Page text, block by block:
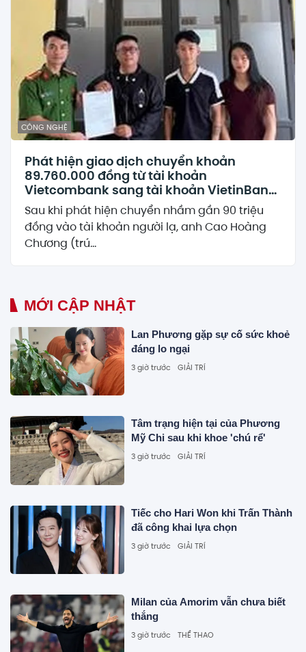
CÔNG NGHỆ
Phát hiện giao dịch chuyển khoản
89.760.000 đồng từ tài khoản
Vietcombank sang tài khoản VietinBank
của Lò Thị Ly, công an lập tức xác minh
Sau khi phát hiện chuyển nhầm gần 90 triệu
đồng vào tài khoản người lạ, anh Cao Hoàng
Chương (trú...
MỚI CẬP NHẬT
Lan Phương gặp sự cố sức khoẻ
đáng lo ngại
3 giờ trước GIẢI TRÍ
Tâm trạng hiện tại của Phương
Mỹ Chi sau khi khoe 'chú rể'
3 giờ trước GIẢI TRÍ
Tiếc cho Hari Won khi Trấn Thành
đã công khai lựa chọn
3 giờ trước GIẢI TRÍ
Milan của Amorim vẫn chưa biết
thắng
3 giờ trước THỂ THAO